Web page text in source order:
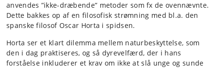
anvendes ”ikke-dræbende” metoder som fx de ovennævnte.
Dette bakkes op af en filosofisk strømning med bl.a. den
spanske filosof Oscar Horta i spidsen.
Horta ser et klart dilemma mellem naturbeskyttelse, som
den i dag praktiseres, og så dyrevelfærd, der i hans
forståelse inkluderer et krav om ikke at slå unge og sunde